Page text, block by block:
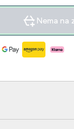
price
Nema na